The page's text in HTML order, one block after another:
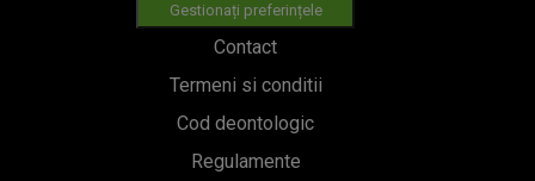
Gestionați preferințele
Contact
Termeni si conditii
Cod deontologic
Regulamente